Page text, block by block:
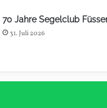
70 Jahre Segelclub
31. Juli 2026